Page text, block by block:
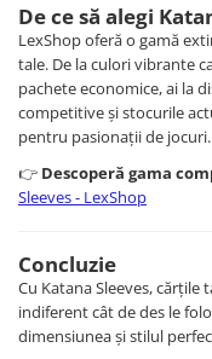
Plusuri si papusi
Decoratiuni
Carti
Fesuri
Studio Ghibli/My
Totoro/Kiki etc
Carnetele
Dragon Ball
Pokemon
De ce să alegi
LexShop oferă o gamă
tale. De la culori vibrante
pachete economice, ai la
competitive și stocurile
pentru pasionații de jocuri.
👉 Descoperă gama
Sleeves - LexShop
Concluzie
Cu Katana Sleeves,
indiferent cât de des le
dimensiunea și stilul